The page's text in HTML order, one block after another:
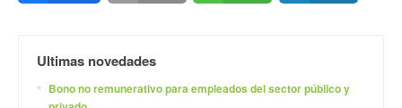
Ultimas novedades
Bono no remunerativo para empleados del sector público y